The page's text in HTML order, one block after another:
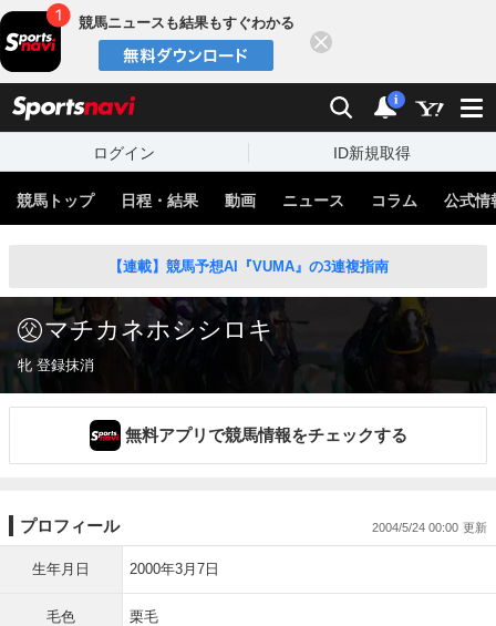
競馬ニュースも結果もすぐわかる
検索 通知
i
ログイン ID新規取得
競馬トップ 日程・結果 動画 ニュース コラム 公式情
【連載】競馬予想AI『VUMA』の3連複指南
マチカネホシシロキ
牝 登録抹消
無料アプリで競馬情報をチェックする
プロフィール 2004/5/24 00:00
生年月日 2000年3月7日
毛色 栗毛